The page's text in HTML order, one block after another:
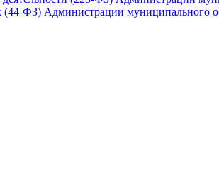
ФЗ) Администрации муниципального